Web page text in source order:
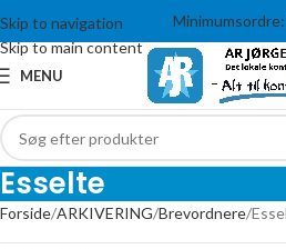
Skip to navigation
Skip to main content
Minimumsordre:
MENU
Esselte
Forside ARKIVERING Brevordnere